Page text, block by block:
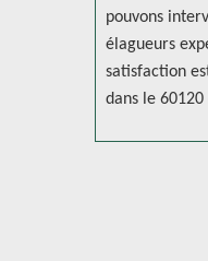
pouvons
élagueurs
satisfaction
dans le